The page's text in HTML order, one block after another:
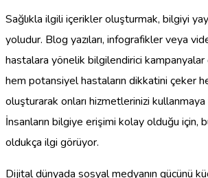
Sağlıkla ilgili içerikler oluşturmak, bilgiyi
yoludur. Blog yazıları, infografikler veya
hastalara yönelik bilgilendirici kampanyalar
hem potansiyel hastaların dikkatini çeker
oluşturarak onları hizmetlerinizi
İnsanların bilgiye erişimi kolay olduğu için,
oldukça ilgi görüyor.
Dijital dünyada sosyal medyanın gücünü